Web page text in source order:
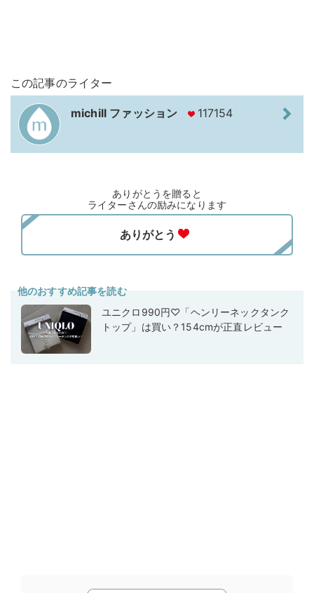
この記事のライター
michill ファッション 117154
ありがとうを贈ると
ライターさんの励みになります
他のおすすめ記事を読む
ユニクロ990円♡「ヘンリーネックタンク
トップ」は買い？154cmが正直レビュー